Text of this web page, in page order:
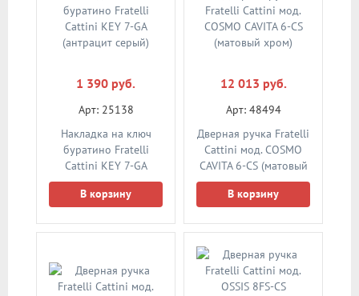
1 390 руб.
Арт: 25138
Накладка на ключ
буратино Fratelli
Cattini KEY 7-GA
(антрацит серый)
В корзину
12 013 руб.
Арт: 48494
Дверная ручка Fratelli
Cattini мод. COSMO
CAVITA 6-CS (матовый
хром)
В корзину